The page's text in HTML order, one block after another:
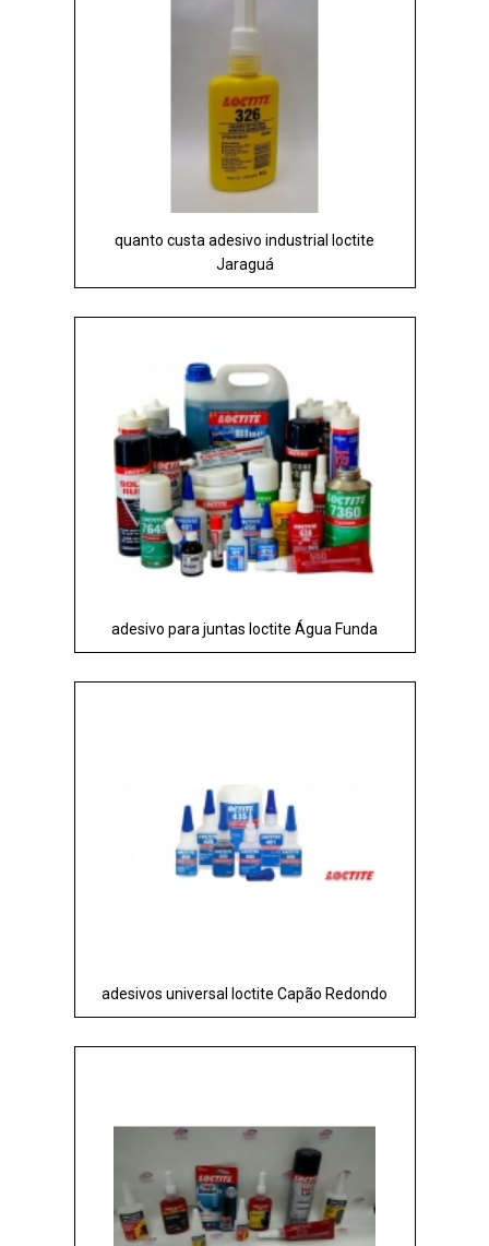
quanto custa adesivo industrial loctite
Jaraguá
adesivo para juntas loctite Água Funda
adesivos universal loctite Capão Redondo